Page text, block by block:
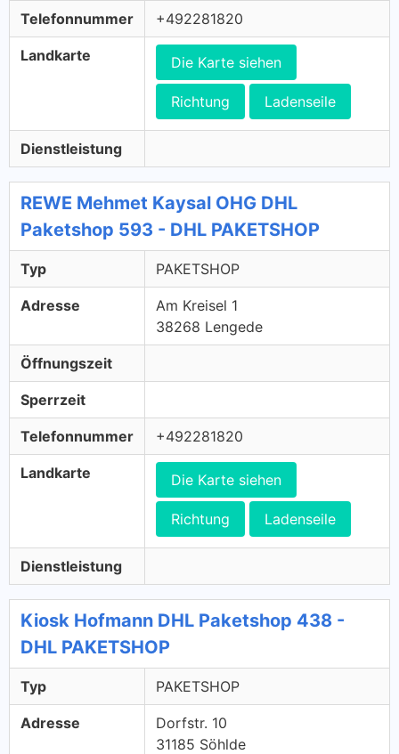
Telefonnummer +492281820
Landkarte Die Karte siehen
Richtung Ladenseile
Dienstleistung
REWE Mehmet Kaysal OHG DHL
Paketshop 593 - DHL PAKETSHOP
Typ PAKETSHOP
Adresse
Am Kreisel 1
38268 Lengede
Öffnungszeit
Sperrzeit
Telefonnummer +492281820
Landkarte Die Karte siehen
Richtung Ladenseile
Dienstleistung
Kiosk Hofmann DHL Paketshop 438 -
DHL PAKETSHOP
Typ PAKETSHOP
Adresse
Dorfstr. 10
31185 Söhlde